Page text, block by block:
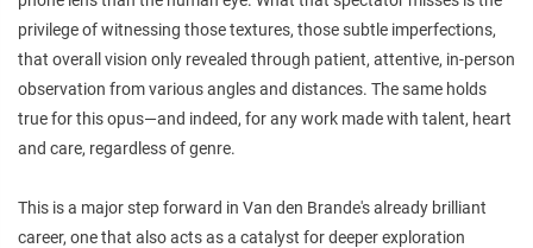
privilege of witnessing those textures, those subtle imperfections,
that overall vision only revealed through patient, attentive, in-person
observation from various angles and distances. The same holds
true for this opus—and indeed, for any work made with talent, heart
and care, regardless of genre.
This is a major step forward in Van den Brande's already brilliant
career, one that also acts as a catalyst for deeper exploration